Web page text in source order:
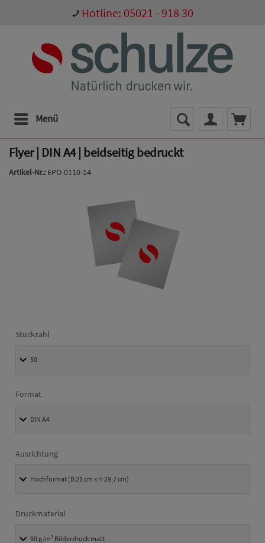
Hotline: 05021 - 918 30
Menü
Flyer | DIN A4 | beidseitig bedruckt
Artikel-Nr.: EPO-0110-14
Stückzahl
Format
Ausrichtung
Druckmaterial